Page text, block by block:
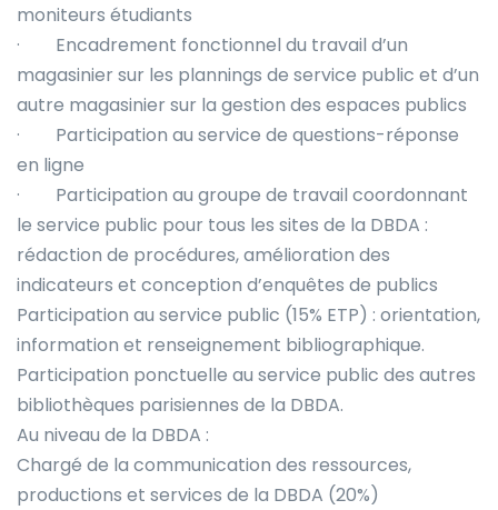
moniteurs étudiants
· Encadrement fonctionnel du travail d’un
magasinier sur les plannings de service public et d’un
autre magasinier sur la gestion des espaces publics
· Participation au service de questions-réponse
en ligne
· Participation au groupe de travail coordonnant
le service public pour tous les sites de la DBDA :
rédaction de procédures, amélioration des
indicateurs et conception d’enquêtes de publics
Participation au service public (15% ETP) : orientation,
information et renseignement bibliographique.
Participation ponctuelle au service public des autres
bibliothèques parisiennes de la DBDA.
Au niveau de la DBDA :
Chargé de la communication des ressources,
productions et services de la DBDA (20%)